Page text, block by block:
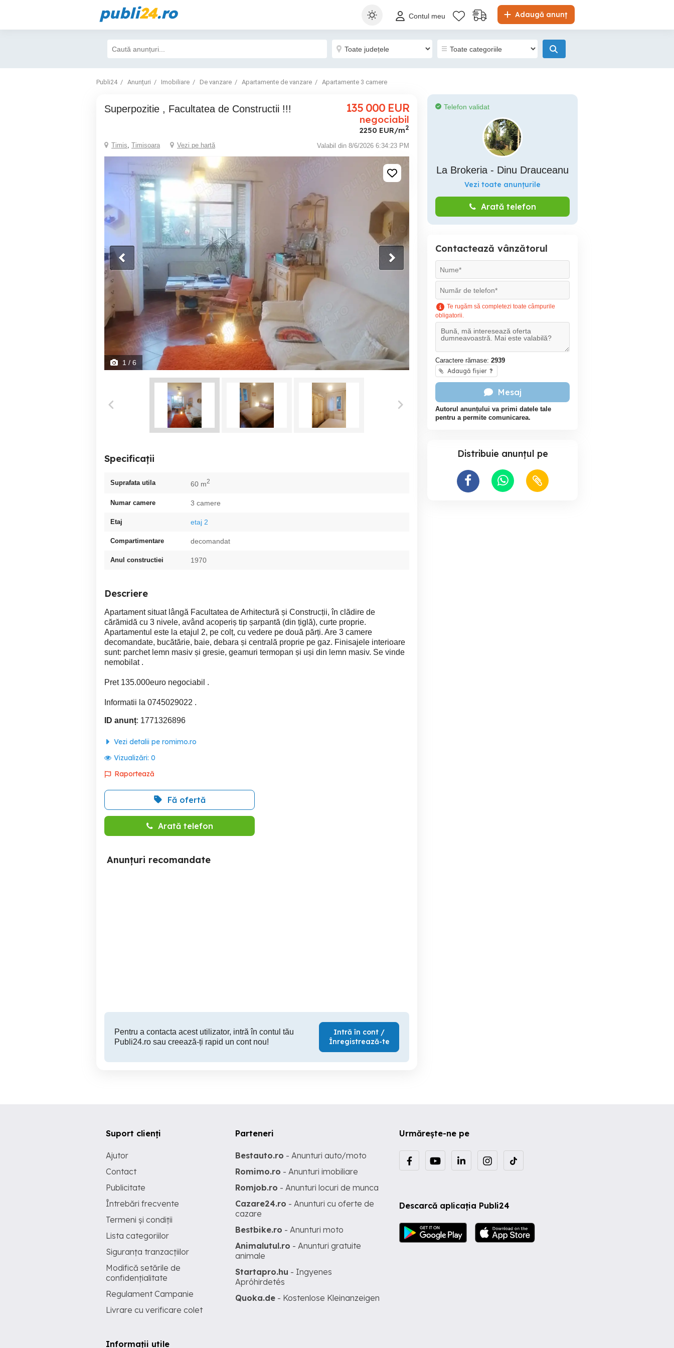
publi24.ro Adaugă anunț
Contul meu
Publi24 Anunțuri Imobiliare De vanzare Apartamente de vanzare Apartamente 3 camere
Superpozitie , Facultatea de Constructii !!! 135 000 EUR
negociabil
2250 EUR/m2
Timis Timisoara Vezi pe hartă Valabil din 8/6/2026 6:34:23 PM
1 / 6
Specificații
Suprafata utila 60 m2
Numar camere 3 camere
Etaj etaj 2
Compartimentare decomandat
Anul constructiei 1970
Descriere
Apartament situat lângă Facultatea de Arhitectură și Construcții, în clădire de
cărămidă cu 3 nivele, având acoperiș tip șarpantă (din țiglă), curte proprie.
Apartamentul este la etajul 2, pe colț, cu vedere pe două părți. Are 3 camere
decomandate, bucătărie, baie, debara și centrală proprie pe gaz. Finisajele interioare
sunt: parchet lemn masiv și gresie, geamuri termopan și uși din lemn masiv. Se vinde
nemobilat .
Pret 135.000euro negociabil .
Informatii la 0745029022 .
ID anunț: 1771326896
Vezi detalii pe romimo.ro
Vizualizări: 0
Raportează
Fă ofertă
Arată telefon
Anunțuri recomandate
Pentru a contacta acest utilizator, intră în contul tău
Publi24.ro sau creează-ți rapid un cont nou!
Intră în cont /
Înregistrează-te
Telefon validat
La Brokeria - Dinu Drauceanu
Vezi toate anunțurile
Arată telefon
Contactează vânzătorul
Te rugăm să completezi toate câmpurile
obligatorii.
Caractere rămase: 2939
Adaugă fișier ?
Mesaj
Autorul anunțului va primi datele tale
pentru a permite comunicarea.
Distribuie anunțul pe
Urmărește-ne pe
Descarcă aplicația Publi24
Suport clienți
Ajutor
Contact
Publicitate
Întrebări frecvente
Termeni și condiții
Lista categoriilor
Siguranța tranzacțiilor
Modifică setările de
confidențialitate
Regulament Campanie
Livrare cu verificare colet
Informații utile
Parteneri
Bestauto.ro - Anunturi auto/moto
Romimo.ro - Anunturi imobiliare
Romjob.ro - Anunturi locuri de munca
Cazare24.ro - Anunturi cu oferte de
cazare
Bestbike.ro - Anunturi moto
Animalutul.ro - Anunturi gratuite
animale
Startapro.hu - Ingyenes
Apróhirdetés
Quoka.de - Kostenlose Kleinanzeigen